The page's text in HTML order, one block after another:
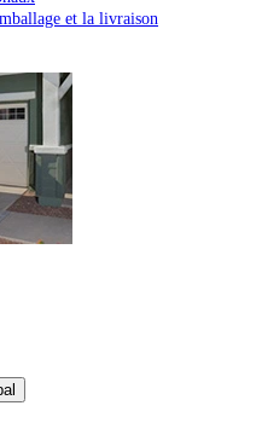
et la livraison